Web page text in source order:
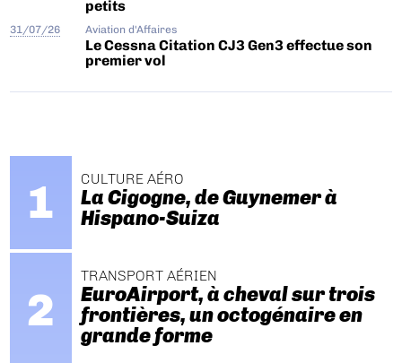
petits
31/07/26 Aviation d'Affaires
Le Cessna Citation CJ3 Gen3 effectue son
premier vol
CULTURE AÉRO
La Cigogne, de Guynemer à
Hispano-Suiza
TRANSPORT AÉRIEN
EuroAirport, à cheval sur trois
frontières, un octogénaire en
grande forme